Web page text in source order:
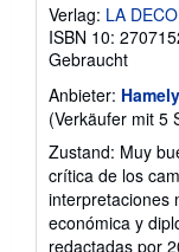
Verlag: LA
ISBN 10:
Gebraucht
Anbieter:
(Verkäufer mit 5
Zustand: Muy
crítica de los
interpretaciones
económica y
redactadas por